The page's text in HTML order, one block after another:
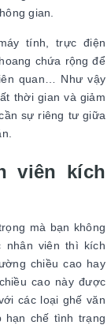
gian.
tính, trực điện
chứa rộng để
quan… Như vậy
thời gian và giảm
sự riêng tư giữa
viên kích
mà bạn không
nhân viên thì kích
chiều cao hay
cao này được
các loại ghế văn
hạn chế tình trạng